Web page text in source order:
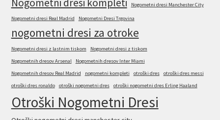
Nogometni dresi kompleti Nogometni dresi Manchester City
Nogometni dresi Real Madrid Nogometni Dresi Trgovina
nogometni dresi za otroke
Nogometni dresi z lastnim tiskom
Nogometni dresi z tiskom
Nogometnih dresov Arsenal
Nogometnih dresov Inter Miami
Nogometnih dresov Real Madrid
nogometni kompleti otroški dres
otroški dres messi
otroški dres ronaldo
otroški nogometni dres otroški nogometni dres Erling Haaland
Otroški Nogometni Dresi